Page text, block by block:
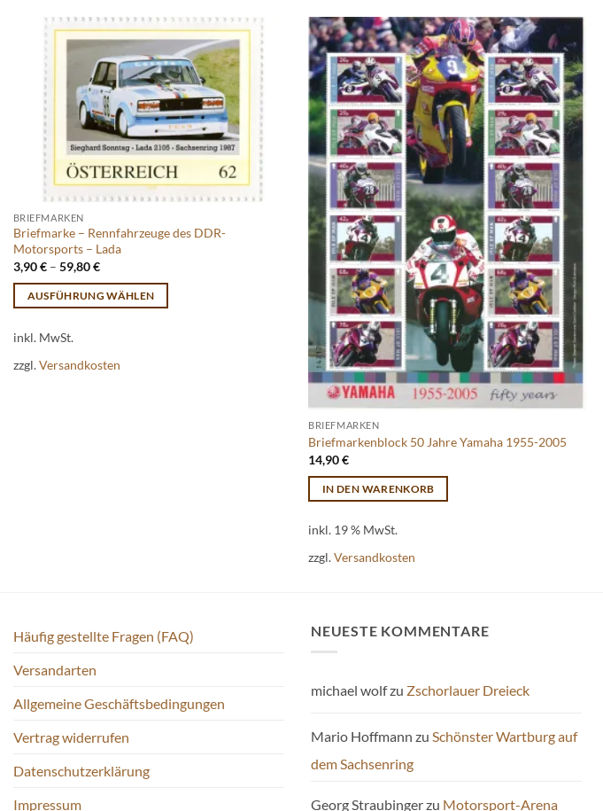
BRIEFMARKEN
Briefmarke – Rennfahrzeuge des DDR-
Motorsports – Lada
3,90€– 59,80€
AUSFÜHRUNG WÄHLEN
Produkt
weist
inkl. MwSt.
zzgl.Versandkosten
BRIEFMARKEN
Briefmarkenblock 50 Jahre Yamaha 1955-2005
14,90€
IN DEN WARENKORB
inkl. 19 % MwSt.
zzgl.Versandkosten
Häufig gestellte Fragen (FAQ)
Versandarten
Allgemeine Geschäftsbedingungen
Vertrag widerrufen
Datenschutzerklärung
Impressum
NEUESTE KOMMENTARE
michael wolfzu Zschorlauer Dreieck
Mario Hoffmann zu Schönster Wartburg auf
dem Sachsenring
Georg Straubingerzu Motorsport-Arena